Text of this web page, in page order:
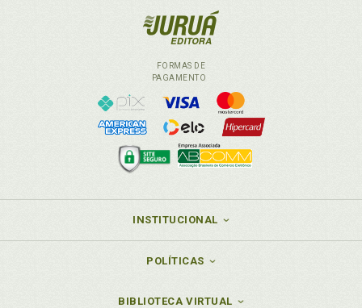
FORMAS DE
PAGAMENTO
INSTITUCIONAL
POLÍTICAS
BIBLIOTECA VIRTUAL